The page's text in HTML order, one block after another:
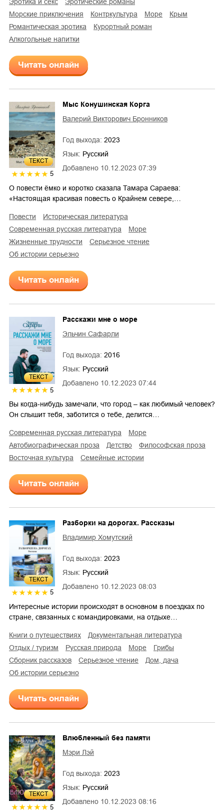
морские приключения
контркультура море
Крым
романтическая эротика
курортный роман
алкогольные напитки
Читать онлайн
ТЕКСТ
5
Добавлено 10.12.2023 07:39
Мыс Конушинская Корга
Валерий Викторович Бронников
Год выхода: 2023
Язык: Русский
О повести ёмко и коротко сказала Тамара Сараева:
«Настоящая красивая повесть о Крайнем севере,…
повести
историческая литература
современная русская литература
море
жизненные трудности
серьезное чтение
об истории серьезно
Читать онлайн
ТЕКСТ
5
Добавлено 10.12.2023 07:44
Расскажи мне о море
Эльчин Сафарли
Год выхода: 2016
Язык: Русский
Вы когда-нибудь замечали, что город – как любимый человек?
Он слышит тебя, заботится о тебе, делится…
современная русская литература
море
автобиографическая проза
детство
философская проза
восточная культура
семейные истории
Читать онлайн
ТЕКСТ
5
Добавлено 10.12.2023 08:03
Разборки на дорогах. Рассказы
Владимир Хомутский
Год выхода: 2023
Язык: Русский
Интересные истории происходят в основном в поездках по
стране, связанных с командировками, на отдыхе…
книги о путешествиях
документальная литература
отдых / туризм
русская природа море
грибы
сборник рассказов
серьезное чтение
дом, дача
об истории серьезно
Читать онлайн
ТЕКСТ
5
Добавлено 10.12.2023 08:16
Влюбленный без памяти
Мэри Лэй
Год выхода: 2023
Язык: Русский